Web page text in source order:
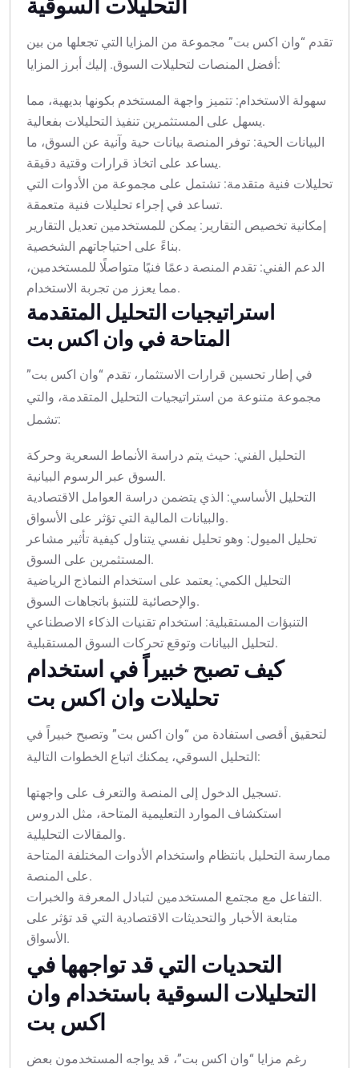
تقدم “وان اكس بت” مجموعة من المزايا التي تجعلها من بين
أفضل المنصات لتحليلات السوق. إليك أبرز المزايا:
سهولة الاستخدام: تتميز واجهة المستخدم بكونها بديهية، مما
يسهل على المستثمرين تنفيذ التحليلات بفعالية.
البيانات الحية: توفر المنصة بيانات حية وآنية عن السوق، ما
يساعد على اتخاذ قرارات وقتية دقيقة.
تحليلات فنية متقدمة: تشتمل على مجموعة من الأدوات التي
تساعد في إجراء تحليلات فنية متعمقة.
إمكانية تخصيص التقارير: يمكن للمستخدمين تعديل التقارير
بناءً على احتياجاتهم الشخصية.
الدعم الفني: تقدم المنصة دعمًا فنيًا متواصلًا للمستخدمين،
مما يعزز من تجربة الاستخدام.
استراتيجيات التحليل المتقدمة
المتاحة في وان اكس بت
في إطار تحسين قرارات الاستثمار، تقدم “وان اكس بت”
مجموعة متنوعة من استراتيجيات التحليل المتقدمة، والتي
تشمل:
التحليل الفني: حيث يتم دراسة الأنماط السعرية وحركة
السوق عبر الرسوم البيانية.
التحليل الأساسي: الذي يتضمن دراسة العوامل الاقتصادية
والبيانات المالية التي تؤثر على الأسواق.
تحليل الميول: وهو تحليل نفسي يتناول كيفية تأثير مشاعر
المستثمرين على السوق.
التحليل الكمي: يعتمد على استخدام النماذج الرياضية
والإحصائية للتنبؤ باتجاهات السوق.
التنبؤات المستقبلية: استخدام تقنيات الذكاء الاصطناعي
لتحليل البيانات وتوقع تحركات السوق المستقبلية.
كيف تصبح خبيراً في استخدام
تحليلات وان اكس بت
لتحقيق أقصى استفادة من “وان اكس بت” وتصبح خبيراً في
التحليل السوقي، يمكنك اتباع الخطوات التالية:
تسجيل الدخول إلى المنصة والتعرف على واجهتها.
استكشاف الموارد التعليمية المتاحة، مثل الدروس
والمقالات التحليلية.
ممارسة التحليل بانتظام واستخدام الأدوات المختلفة المتاحة
على المنصة.
التفاعل مع مجتمع المستخدمين لتبادل المعرفة والخبرات.
متابعة الأخبار والتحديثات الاقتصادية التي قد تؤثر على
الأسواق.
التحديات التي قد تواجهها في
التحليلات السوقية باستخدام وان
اكس بت
رغم مزايا “وان اكس بت”، قد يواجه المستخدمون بعض